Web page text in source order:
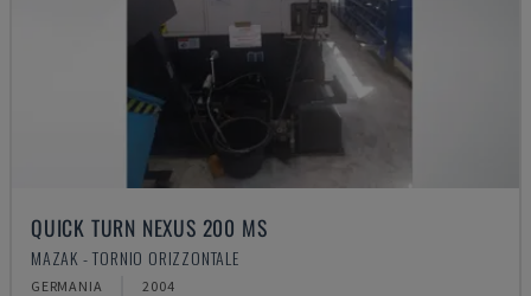
QUICK TURN NEXUS 200 MS
MAZAK - TORNIO ORIZZONTALE
GERMANIA 2004